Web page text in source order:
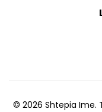
© 2026 Shtepia Ime.